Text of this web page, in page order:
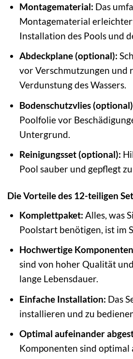
Montagematerial: Das
Montagematerial
Installation des Pools und
Abdeckplane (optional):
vor Verschmutzungen und
Verdunstung des Wassers.
Bodenschutzvlies
Poolfolie vor
Untergrund.
Reinigungsset (optional):
Pool sauber und gepflegt
Die Vorteile des 12-teiligen
Komplettpaket: Alles, was
Poolstart benötigen, ist im
Hochwertige
sind von hoher Qualität
lange Lebensdauer.
Einfache Installation: Das
installieren und zu
Optimal aufeinander
Komponenten sind optimal